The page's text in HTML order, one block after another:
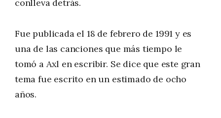
conlleva detrás.
Fue publicada el 18 de febrero de 1991 y es
una de las canciones que más tiempo le
tomó a Axl en escribir. Se dice que este gran
tema fue escrito en un estimado de ocho
años.